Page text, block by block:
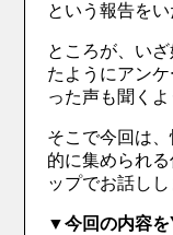
という報告を
ところが、い
たようにアン
った声も聞くよ
そこで今回は
的に集められ
ップでお話しし
▼今回の内容を